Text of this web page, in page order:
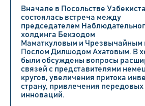
Вначале в Посольстве
состоялась встреча между
председателем
холдинга Бекзодом
Маматкуловым и Чрезвычайным
Послом Дилшодом Ахатовым. В
были обсуждены вопросы
связей с представителями
кругов, увеличения притока
страну, привлечения передовых
инноваций.